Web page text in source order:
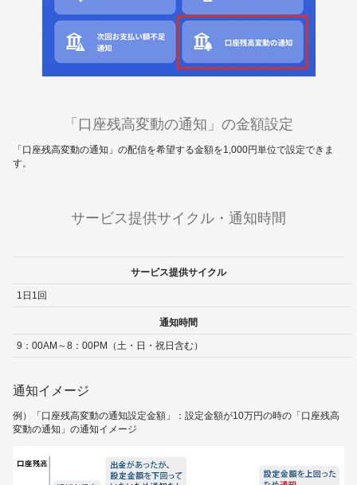
「口座残高変動の通知」の金額設定
「口座残高変動の通知」の配信を希望する金額を1,000円単位で設定できま
す。
サービス提供サイクル・通知時間
サービス提供サイクル
1日1回
通知時間
9：00AM～8：00PM（土・日・祝日含む）
通知イメージ
例）「口座残高変動の通知設定金額」：設定金額が10万円の時の「口座残高
変動の通知」の通知イメージ